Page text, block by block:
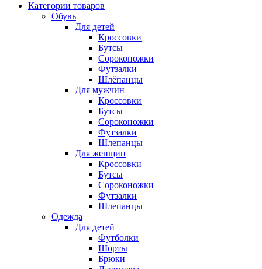
Категории товаров
Обувь
Для детей
Кроссовки
Бутсы
Сороконожки
Футзалки
Шлёпанцы
Для мужчин
Кроссовки
Бутсы
Сороконожки
Футзалки
Шлепанцы
Для женщин
Кроссовки
Бутсы
Сороконожки
Футзалки
Шлепанцы
Одежда
Для детей
Футболки
Шорты
Брюки